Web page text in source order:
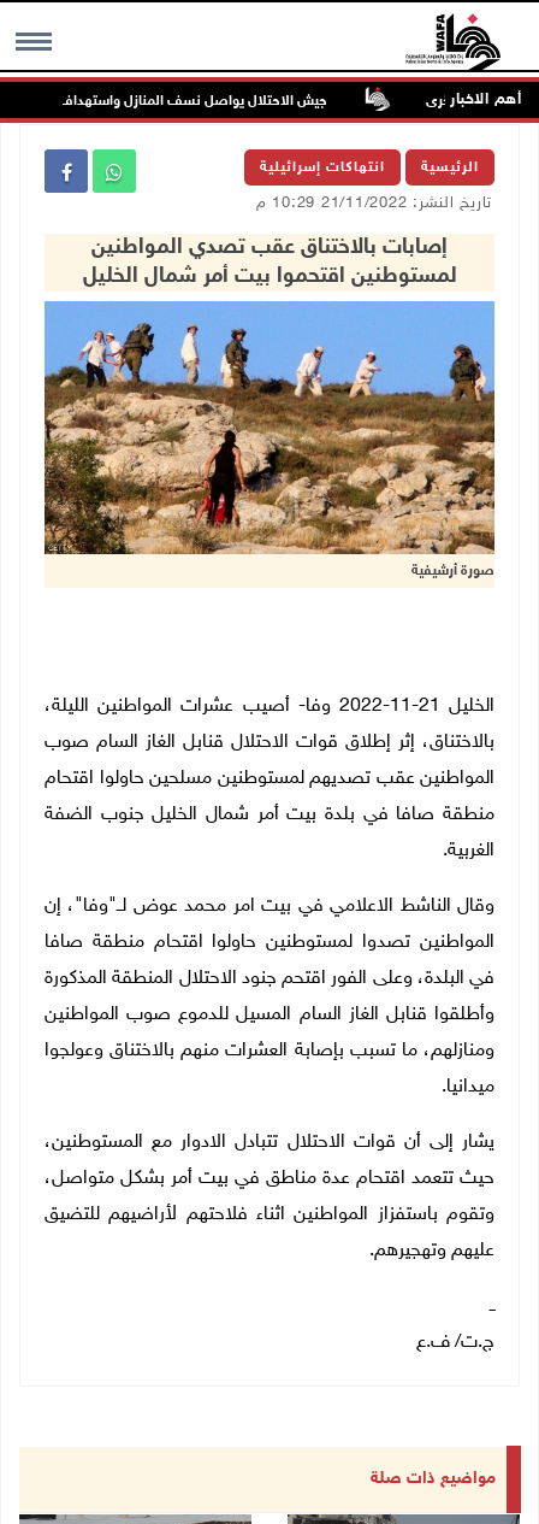
MENU أهم الاخبار
ويصيب أخرى جيش الاحتلال يواصل نسف المنازل واستهداف خيام
الرئيسية انتهاكات إسرائيلية
تاريخ النشر: 21/11/2022 10:29 م
إصابات بالاختناق عقب تصدي المواطنين
لمستوطنين اقتحموا بيت أمر شمال الخليل
صورة أرشيفية
الخليل 21-11-2022 وفا- أصيب عشرات المواطنين الليلة،
بالاختناق، إثر إطلاق قوات الاحتلال قنابل الغاز السام صوب
المواطنين عقب تصديهم لمستوطنين مسلحين حاولوا اقتحام
منطقة صافا في بلدة بيت أمر شمال الخليل جنوب الضفة
الغربية.
وقال الناشط الاعلامي في بيت امر محمد عوض لــ"وفا"، إن
المواطنين تصدوا لمستوطنين حاولوا اقتحام منطقة صافا
في البلدة، وعلى الفور اقتحم جنود الاحتلال المنطقة المذكورة
وأطلقوا قنابل الغاز السام المسيل للدموع صوب المواطنين
ومنازلهم، ما تسبب بإصابة العشرات منهم بالاختناق وعولجوا
ميدانيا.
يشار إلى أن قوات الاحتلال تتبادل الادوار مع المستوطنين،
حيث تتعمد اقتحام عدة مناطق في بيت أمر بشكل متواصل،
وتقوم باستفزاز المواطنين اثناء فلاحتهم لأراضيهم للتضيق
عليهم وتهجيرهم.
ــ
ج.ت/ ف.ع
مواضيع ذات صلة